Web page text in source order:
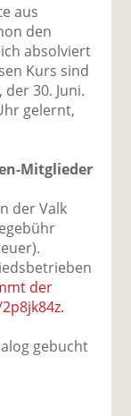
aus
den
absolviert
Kurs sind
30. Juni.
gelernt,
Mitglieder
der Valk
der
gebucht